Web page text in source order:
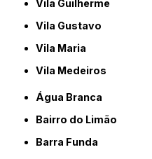
Vila Guilherme
Vila Gustavo
Vila Maria
Vila Medeiros
Água Branca
Bairro do Limão
Barra Funda